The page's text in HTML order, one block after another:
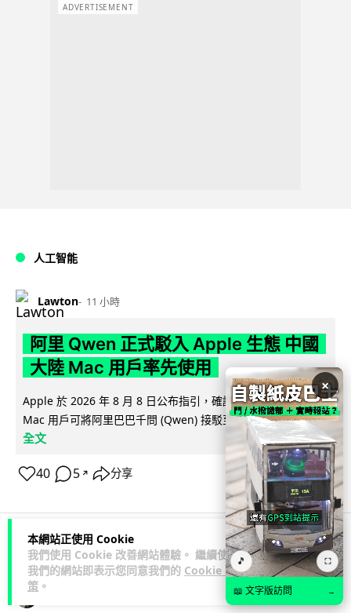
本網站正使用 Cookie
我們使用 Cookie 改善網站體驗。 繼續使用
我們的網站即表示您同意我們的 Cookie 政
策 。
ADVERTISEMENT
人工智能
Lawton 11 小時
阿里 Qwen 正式駁入 Apple 生態 中國
大陸 Mac 用戶率先使用
Apple 於 2026 年 8 月 8 日公布指引，確認中國大陸合資格
Mac 用戶可將阿里巴巴千問 (Qwen) 接駁至 Siri 及寫... 閱讀
全文
40 5 ↗ 分享
人工智能
×
🎵 ⛶
📖 文字版訪問 →